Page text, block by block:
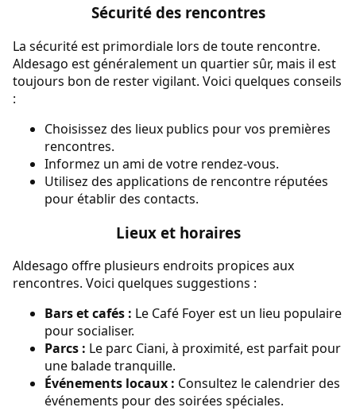
Sécurité des rencontres
La sécurité est primordiale lors de toute rencontre.
Aldesago est généralement un quartier sûr, mais il est
toujours bon de rester vigilant. Voici quelques conseils
:
Choisissez des lieux publics pour vos premières
rencontres.
Informez un ami de votre rendez-vous.
Utilisez des applications de rencontre réputées
pour établir des contacts.
Lieux et horaires
Aldesago offre plusieurs endroits propices aux
rencontres. Voici quelques suggestions :
Bars et cafés : Le Café Foyer est un lieu populaire
pour socialiser.
Parcs : Le parc Ciani, à proximité, est parfait pour
une balade tranquille.
Événements locaux : Consultez le calendrier des
événements pour des soirées spéciales.